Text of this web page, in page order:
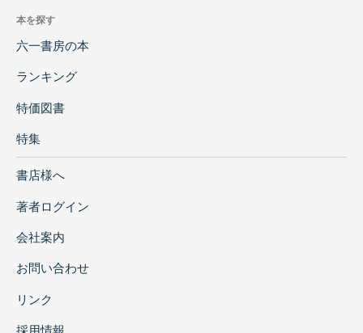
本を探す
六一書房の本
ランキング
特価図書
特集
書店様へ
著者ログイン
会社案内
お問い合わせ
リンク